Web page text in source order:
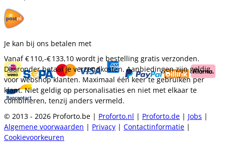
Je kan bij ons betalen met
Vanaf€ 110,-€ 133,10 wordt je bestelling gratis verzonden.
Daaronder betaal je verzendkosten. Aanbiedingen zijn geldig
voor webshop klanten. Maximaal één keer te gebruiken per
klant. Niet geldig op personalisaties en niet met elkaar te
combineren, tenzij anders vermeld.
© 2013 - 2026 Proforto.be | Proforto.nl | Proforto.de | Jobs |
Algemene voorwaarden | Privacy | Contactinformatie |
Cookievoorkeuren